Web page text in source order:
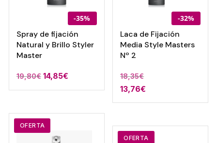
-35%
Spray de fijación
Natural y Brillo Styler
Master
19,80€ 14,85€
-32%
Laca de Fijación
Media Style Masters
Nº 2
18,35€
13,76€
OFERTA
OFERTA